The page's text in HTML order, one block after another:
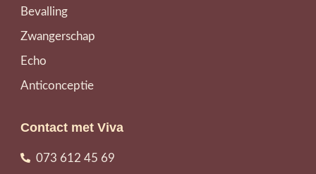
Bevalling
Zwangerschap
Echo
Anticonceptie
Contact met Viva
073 612 45 69